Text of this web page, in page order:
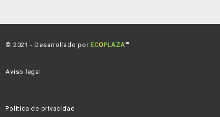
© 2021 - Desarrollado por ECOPLAZA™
Aviso legal
Política de privacidad